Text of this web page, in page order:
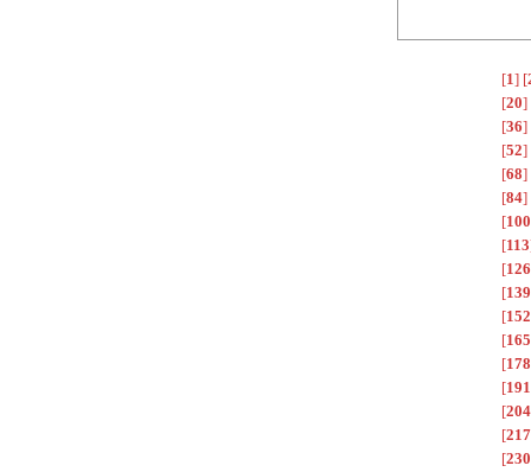
[1] [
[20]
[36]
[52]
[68]
[84]
[100
[113
[126
[139
[152
[165
[178
[191
[204
[217
[230